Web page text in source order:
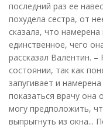
последний раз ее
похудела сестра, от
сказала, что намерена
единственное, чего
рассказал Валентин.
состоянии, так как
запугивает и
показаться врачу она
могу предположить,
выпрыгнуть из окна...